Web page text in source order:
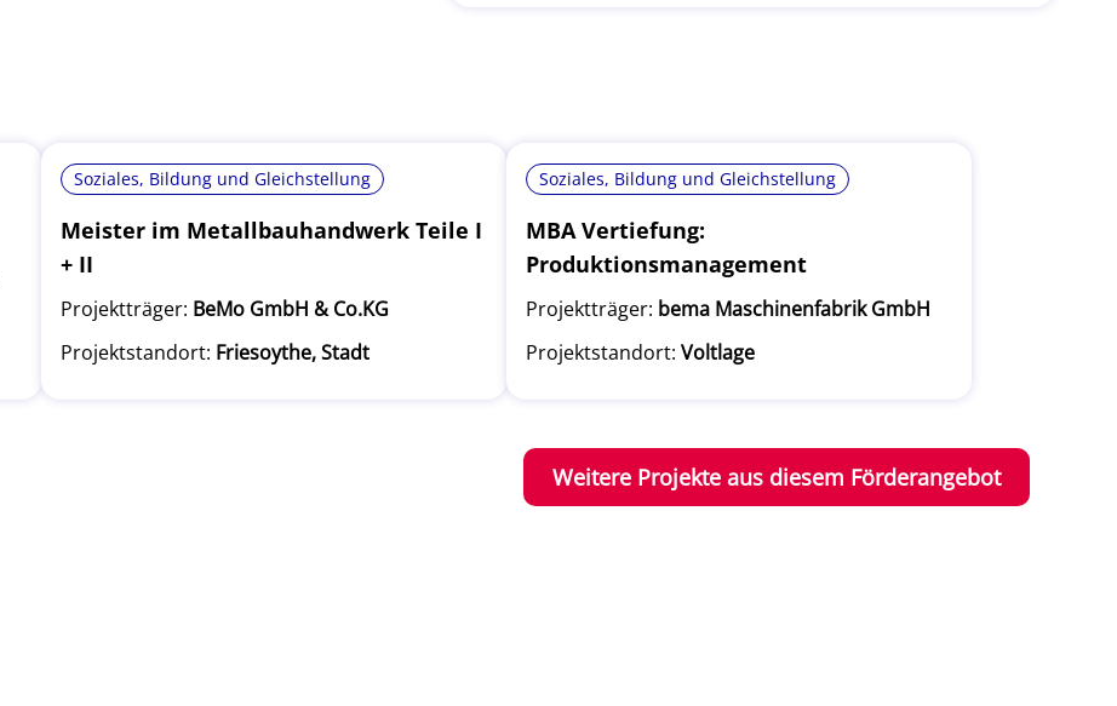
Soziales, Bildung und Gleichstellung
Meister im Metallbauhandwerk Teile I
+ II
Projektträger: BeMo GmbH & Co.KG
Projektstandort: Friesoythe, Stadt
Soziales, Bildung und Gleichstellung
MBA Vertiefung:
Produktionsmanagement
Projektträger: bema Maschinenfabrik GmbH
Projektstandort: Voltlage
Weitere Projekte aus diesem Förderangebot